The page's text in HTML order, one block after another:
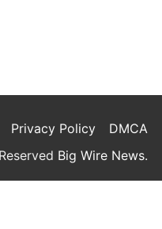
Privacy Policy
DMCA
Big Wire News.